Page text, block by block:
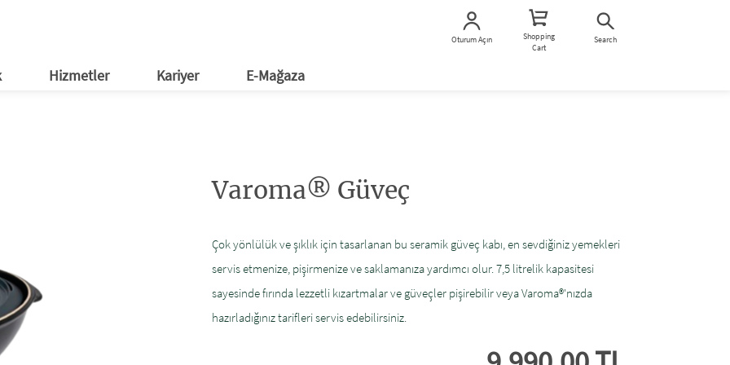
Oturum Açın
Shopping
Cart
Search
Hizmetler
Kariyer
E-Mağaza
Varoma® Güveç
Çok yönlülük ve şıklık için tasarlanan bu seramik güveç kabı, en sevdiğiniz yemekleri
servis etmenize, pişirmenize ve saklamanıza yardımcı olur. 7,5 litrelik kapasitesi
sayesinde fırında lezzetli kızartmalar ve güveçler pişirebilir veya Varoma®'nızda
hazırladığınız tarifleri servis edebilirsiniz.